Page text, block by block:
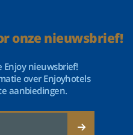
onze nieuwsbrief!
Enjoy nieuwsbrief!
over Enjoyhotels
aanbiedingen.